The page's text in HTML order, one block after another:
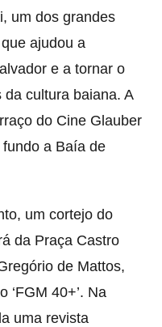
um dos grandes
ajudou a
e a tornar o
cultura baiana. A
do Cine Glauber
a Baía de
um cortejo do
da Praça Castro
de Mattos,
‘FGM 40+’. Na
uma revista